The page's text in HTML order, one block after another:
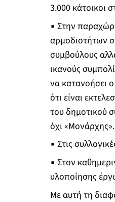
3.000 κάτοικοι
▪ Στην
αρμοδιοτήτων
συμβούλους
ικανούς
να κατανοήσει
ότι είναι
του δημοτικού
όχι «Μονάρχης».
▪ Στις
▪ Στον
υλοποίησης
Με αυτή τη